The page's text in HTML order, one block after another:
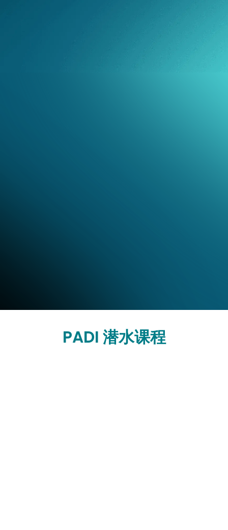
PADI 潜水课程